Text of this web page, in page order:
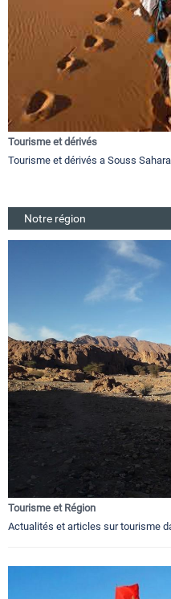
Tourisme et dérivés
Tourisme et dérivés a Souss
Notre région
Tourisme et Région
Actualités et articles sur tourisme